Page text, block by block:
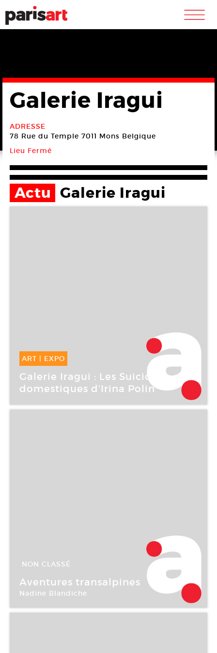
m
Galerie Iragui
ADRESSE
78 Rue du Temple 7011 Mons Belgique
Lieu Fermé
Actu Galerie Iragui
ART | EXPO
29 Nov -28 Déc 2006
Galerie Iragui : Les Suicides
domestiques d’Irina Polin
NON CLASSÉ
15 Sep -15 Oct 2007
Aventures transalpines
Nadine Blandiche